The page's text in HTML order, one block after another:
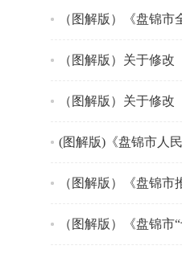
（图解版）《盘锦
（图解版）关于修
(图解版)《盘锦市人
（图解版）《盘锦
（图解版）《盘锦